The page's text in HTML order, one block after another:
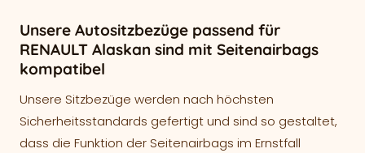
Unsere Autositzbezüge passend für
RENAULT Alaskan sind mit Seitenairbags
kompatibel
Unsere Sitzbezüge werden nach höchsten
Sicherheitsstandards gefertigt und sind so gestaltet,
dass die Funktion der Seitenairbags im Ernstfall